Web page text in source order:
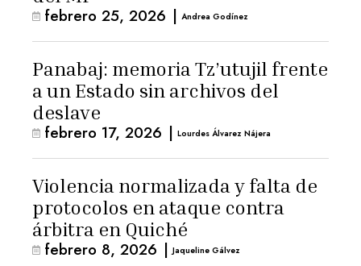
febrero 25, 2026 | Andrea Godínez
Panabaj: memoria Tz’utujil frente
a un Estado sin archivos del
deslave
febrero 17, 2026 | Lourdes Álvarez Nájera
Violencia normalizada y falta de
protocolos en ataque contra
árbitra en Quiché
febrero 8, 2026 | Jaqueline Gálvez